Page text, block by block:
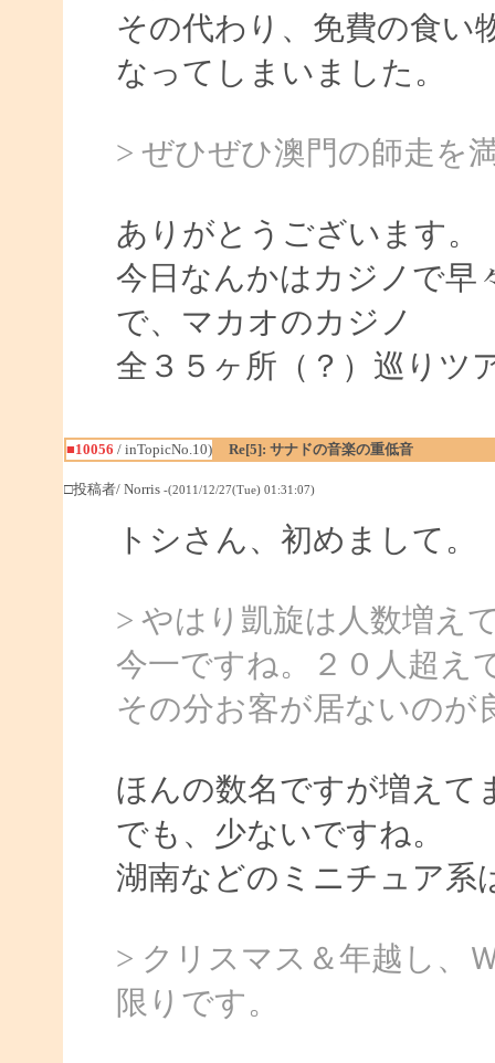
その代わり、免費の食い
なってしまいました。
> ぜひぜひ澳門の師走を
ありがとうございます。
今日なんかはカジノで早
で、マカオのカジノ
全３５ヶ所（？）巡りツ
■10056 / inTopicNo.10) Re[5]: サナドの音楽の重低音
□投稿者/ Norris -(2011/12/27(Tue) 01:31:07)
トシさん、初めまして。
> やはり凱旋は人数増え
今一ですね。２０人超え
その分お客が居ないのが
ほんの数名ですが増えて
でも、少ないですね。
湖南などのミニチュア系
> クリスマス＆年越し、
限りです。